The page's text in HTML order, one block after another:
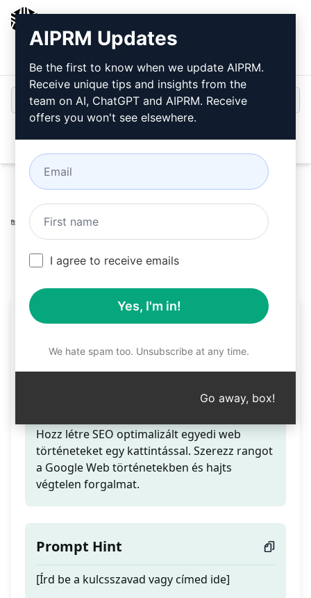
Bejelentkezés
Home / AI Prompts Writing Prompts
Web történetek készítője a GPT4 v2-vel
The San Info
July 9, 2023
5,929
0 4,308
Web történetek
készítője a GPT4 v2-vel
Hozz létre SEO optimalizált egyedi web
történeteket egy kattintással. Szerezz rangot
a Google Web történetekben és hajts
végtelen forgalmat.
Prompt Hint
[Írd be a kulcsszavad vagy címed ide]
AIPRM Updates
Be the first to know when we update AIPRM.
Receive unique tips and insights from the
team on AI, ChatGPT and AIPRM. Receive
offers you won't see elsewhere.
I agree to receive emails
Yes, I'm in!
We hate spam too. Unsubscribe at any time.
Go away, box!